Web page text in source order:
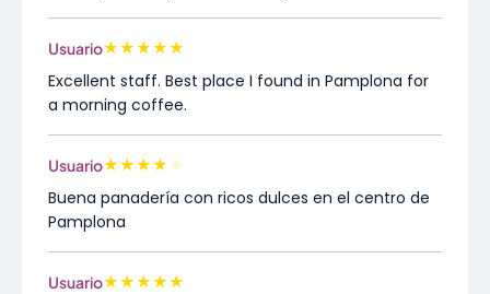
Usuario★★★★★
Excellent staff. Best place I found in Pamplona for
a morning coffee.
Usuario★★★★ ★
Buena panadería con ricos dulces en el centro de
Pamplona
Usuario★★★★★